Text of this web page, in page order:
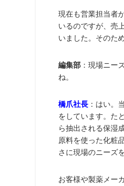
現在も営業担当者
いるのですが、売
いました。そのた
編集部 ：現場ニー
ね。
橋爪社長 ：はい。
をしています。た
ら抽出される保湿
原料を使った化粧
さに現場のニーズ
お客様や製薬メー